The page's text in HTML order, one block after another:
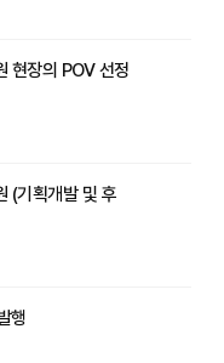
장의 POV 선정
(기획개발 및 후
행